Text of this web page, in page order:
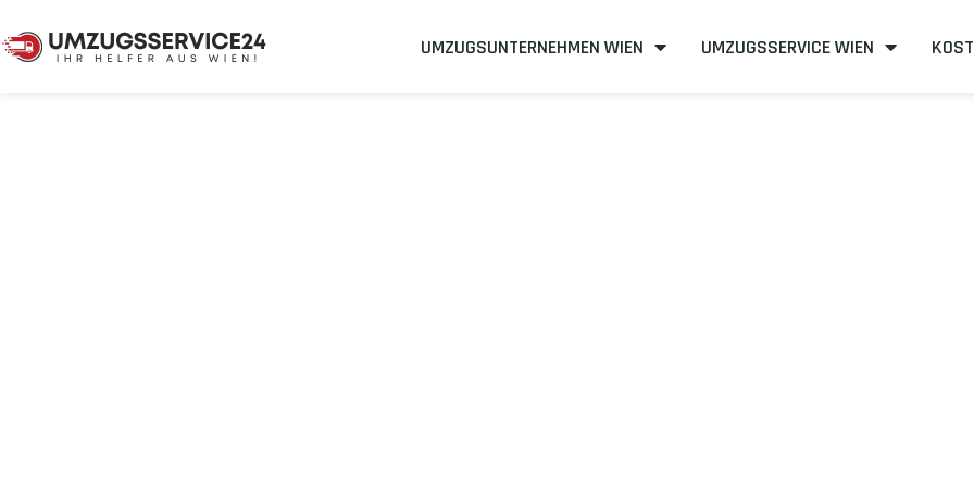
UMZUGSUNTERNEHMEN WIEN UMZUGSSERVICE WIEN